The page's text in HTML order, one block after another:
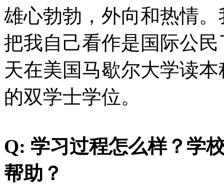
雄心勃勃，外向和热情
把我自己看作是国际公
天在美国马歇尔大学读
的双学士学位。
Q: 学习过程怎么样？学
帮助？